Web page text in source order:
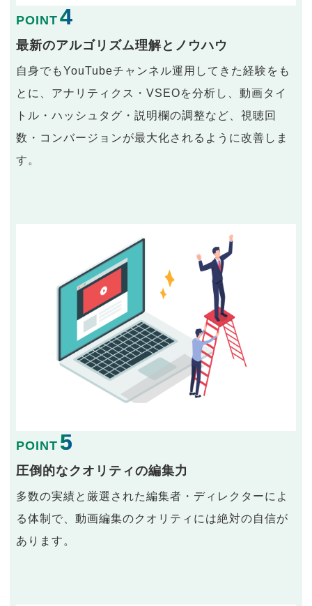
POINT 4
最新のアルゴリズム理解とノウハウ
自身でもYouTubeチャンネル運用してきた経験をも
とに、アナリティクス・VSEOを分析し、動画タイ
トル・ハッシュタグ・説明欄の調整など、視聴回
数・コンバージョンが最大化されるように改善しま
す。
POINT 5
圧倒的なクオリティの編集力
多数の実績と厳選された編集者・ディレクターによ
る体制で、動画編集のクオリティには絶対の自信が
あります。